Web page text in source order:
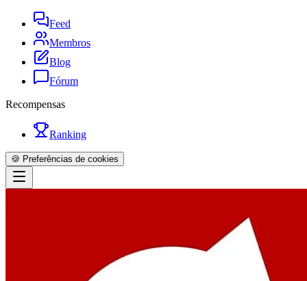
Feed
Membros
Blog
Fórum
Recompensas
Ranking
🍪 Preferências de cookies